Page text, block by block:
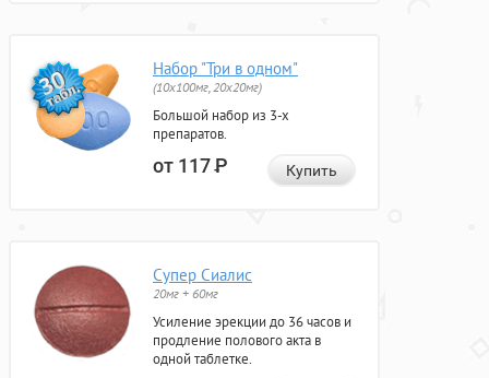
Набор "Три в одном"
(10x100мг, 20x20мг)
Большой набор из 3-х
препаратов.
от 117Р Купить
Супер Сиалис
20мг + 60мг
Усиление эрекции до 36 часов и
продление полового акта в
одной таблетке.